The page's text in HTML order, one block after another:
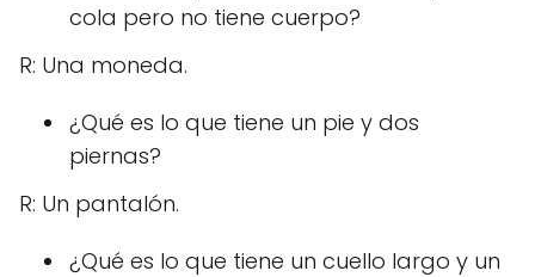
cola pero no tiene cuerpo?
R: Una moneda.
¿Qué es lo que tiene un pie y dos
piernas?
R: Un pantalón.
¿Qué es lo que tiene un cuello largo y un